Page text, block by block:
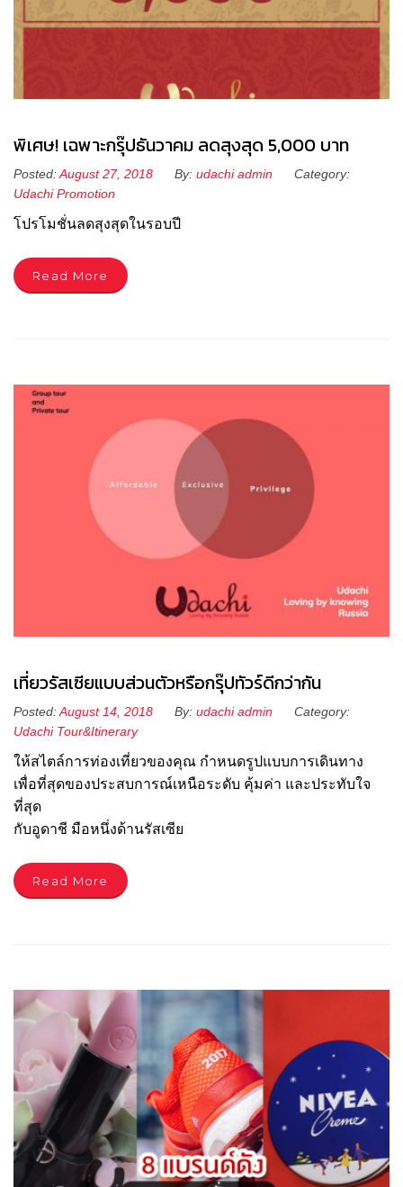
พิเศษ! เฉพาะกรุ๊ปธันวาคม ลดสุงสุด 5,000 บาท
Posted:August 27, 2018 By: udachi admin
Category:
Udachi Promotion
โปรโมชั่นลดสุงสุดในรอบปี
Read More
เที่ยวรัสเซียแบบส่วนตัวหรือกรุ๊ปทัวร์ดีกว่ากัน
Posted:August 14, 2018 By: udachi admin
Category:
Udachi Tour&Itinerary
ให้สไตล์การท่องเที่ยวของคุณ กำหนดรูปแบบการเดินทาง
เพื่อที่สุดของประสบการณ์เหนือระดับ คุ้มค่า และประทับใจ
ที่สุด
กับอูดาชี มือหนึ่งด้านรัสเซีย
Read More